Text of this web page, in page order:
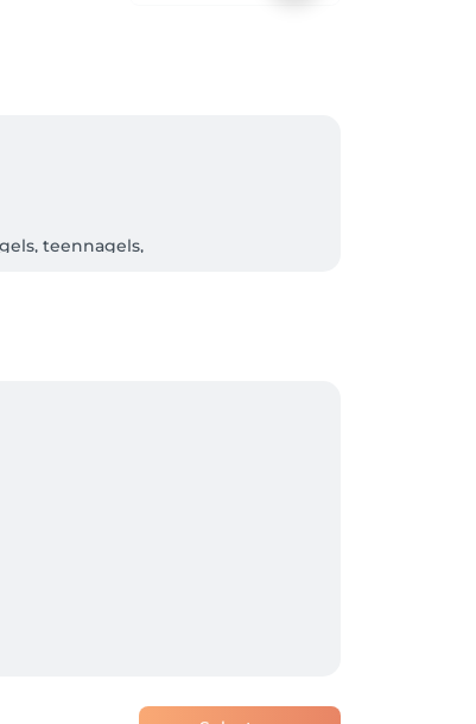
teennagels,
wachtwoord). Vergeet niet
deze dienst wilt? Bel gerust even